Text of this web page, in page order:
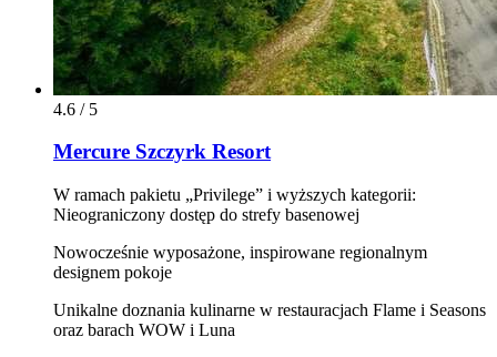
4.6 / 5
Mercure Szczyrk Resort
W ramach pakietu „Privilege” i wyższych kategorii:
Nieograniczony dostęp do strefy basenowej
Nowocześnie wyposażone, inspirowane regionalnym
designem pokoje
Unikalne doznania kulinarne w restauracjach Flame i Seasons
oraz barach WOW i Luna